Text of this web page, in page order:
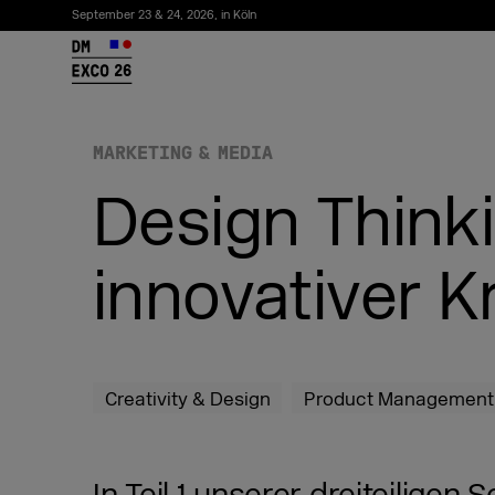
September 23 & 24, 2026, in Köln
26
Newsletter abonnieren
MARKETING & MEDIA
Design
innovativer
Creativity & Design Product Management